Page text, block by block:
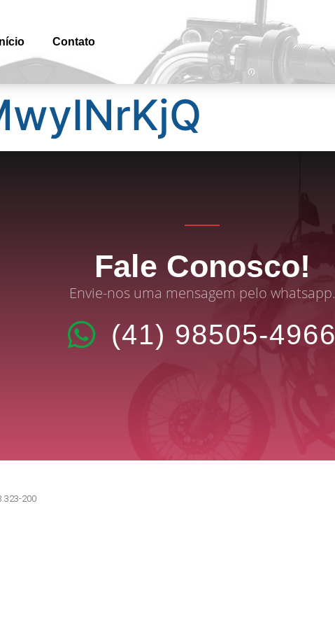
Início Contato
Fale Conosco!
Envie-nos uma mensagem pelo whatsapp.
(41) 98505-4966
200